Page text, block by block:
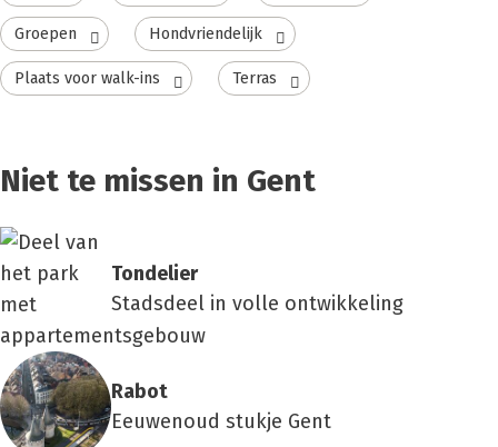
Groepen Hondvriendelijk
Plaats voor walk-ins Terras
Niet te missen in Gent
Ton­de­lier
Stadsdeel in volle ontwikkeling
Rabot
Eeuwenoud stukje Gent